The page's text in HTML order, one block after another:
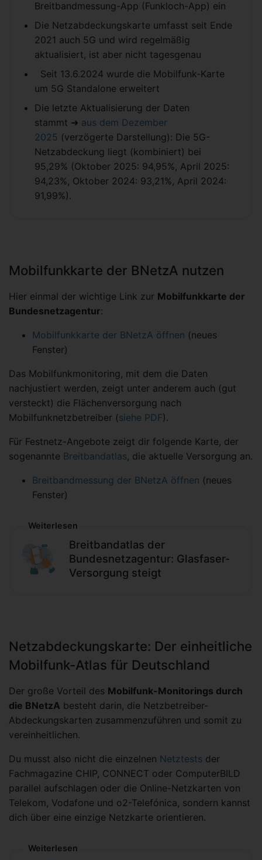
Breitbandmessung-App (Funkloch-App) ein
Die Netzabdeckungskarte umfasst seit Ende
2021 auch 5G und wird regelmäßig
aktualisiert, ist aber nicht tagesgenau
Seit 13.6.2024 wurde die Mobilfunk-Karte
um 5G Standalone erweitert
Die letzte Aktualisierung der Daten
stammt ➜ aus dem Dezember
2025 (verzögerte Darstellung): Die 5G-
Netzabdeckung liegt (kombiniert) bei
95,29% (Oktober 2025: 94,95%, April 2025:
94,23%, Oktober 2024: 93,21%, April 2024:
91,99%).
Mobilfunkkarte der BNetzA nutzen
Hier einmal der wichtige Link zur Mobilfunkkarte der
Bundesnetzagentur:
Mobilfunkkarte der BNetzA öffnen (neues
Fenster)
Das Mobilfunkmonitoring, mit dem die Daten
nachjustiert werden, zeigt unter anderem auch (gut
versteckt) die Flächenversorgung nach
Mobilfunknetzbetreiber (siehe PDF).
Für Festnetz-Angebote zeigt dir folgende Karte, der
sogenannte Breitbandatlas, die aktuelle Versorgung an.
Breitbandmessung der BNetzA öffnen (neues
Fenster)
Weiterlesen
Breitbandatlas der
Bundesnetzagentur: Glasfaser-
Versorgung steigt
Netzabdeckungskarte: Der einheitliche
Mobilfunk-Atlas für Deutschland
Der große Vorteil des Mobilfunk-Monitorings durch
die BNetzA besteht darin, die Netzbetreiber-
Abdeckungskarten zusammenzuführen und somit zu
vereinheitlichen.
Du musst also nicht die einzelnen Netztests der
Fachmagazine CHIP, CONNECT oder ComputerBILD
parallel aufschlagen oder die Online-Netzkarten von
Telekom, Vodafone und o2-Telefónica, sondern kannst
dich über eine einzige Netzkarte orientieren.
Weiterlesen